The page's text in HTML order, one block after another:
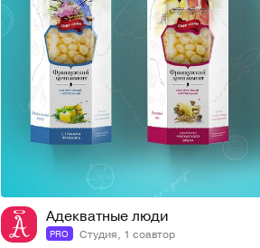
Адекватные люди
PRO Студия, 1 соавтор